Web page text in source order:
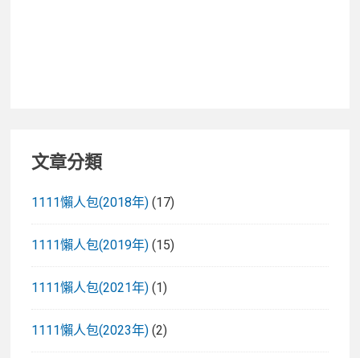
文章分類
1111懶人包(2018年) (17)
1111懶人包(2019年) (15)
1111懶人包(2021年) (1)
1111懶人包(2023年) (2)